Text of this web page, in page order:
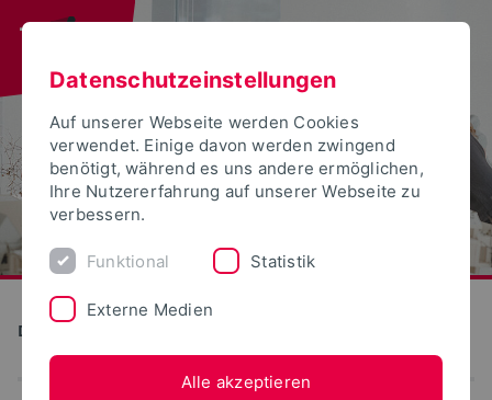
Detmolder Schule für Gestaltung
Datenschutzeinstellungen
Auf unserer Webseite werden Cookies
verwendet. Einige davon werden zwingend
benötigt, während es uns andere ermöglichen,
Ihre Nutzererfahrung auf unserer Webseite zu
verbessern.
Funktional Statistik
Externe Medien
Alle akzeptieren